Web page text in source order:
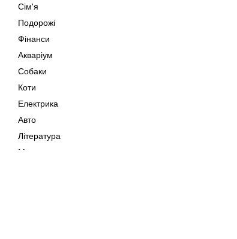
Сім'я
Подорожі
Фінанси
Акваріум
Собаки
Коти
Електрика
Авто
Література
Музика